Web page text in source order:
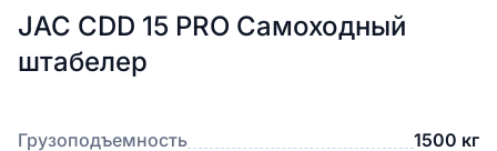
JAC CDD 15 PRO Самоходный
штабелер
Грузоподъемность
1500 кг